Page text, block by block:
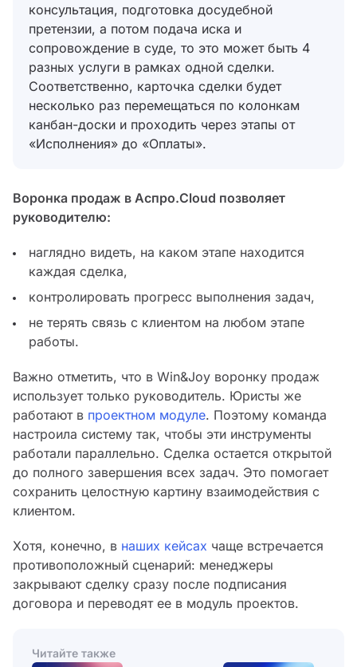
консультация, подготовка досудебной
претензии, а потом подача иска и
сопровождение в суде, то это может быть 4
разных услуги в рамках одной сделки.
Соответственно, карточка сделки будет
несколько раз перемещаться по колонкам
канбан-доски и проходить через этапы от
«Исполнения» до «Оплаты».
Воронка продаж в Аспро.Cloud позволяет
руководителю:
наглядно видеть, на каком этапе находится
каждая сделка,
контролировать прогресс выполнения задач,
не терять связь с клиентом на любом этапе
работы.
Важно отметить, что в Win&Joy воронку продаж
использует только руководитель. Юристы же
работают в проектном модуле. Поэтому команда
настроила систему так, чтобы эти инструменты
работали параллельно. Сделка остается открытой
до полного завершения всех задач. Это помогает
сохранить целостную картину взаимодействия с
клиентом.
Хотя, конечно, в наших кейсах чаще встречается
противоположный сценарий: менеджеры
закрывают сделку сразу после подписания
договора и переводят ее в модуль проектов.
Читайте также